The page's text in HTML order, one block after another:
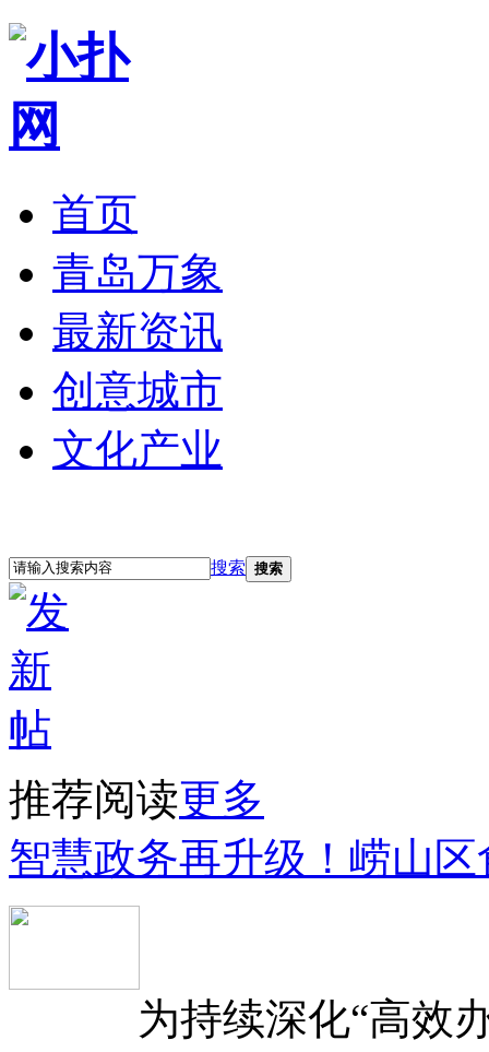
首页
青岛万象
最新资讯
创意城市
文化产业
搜索 搜索
推荐阅读更多
智慧政务再升级！崂山
为持续深化“高效办